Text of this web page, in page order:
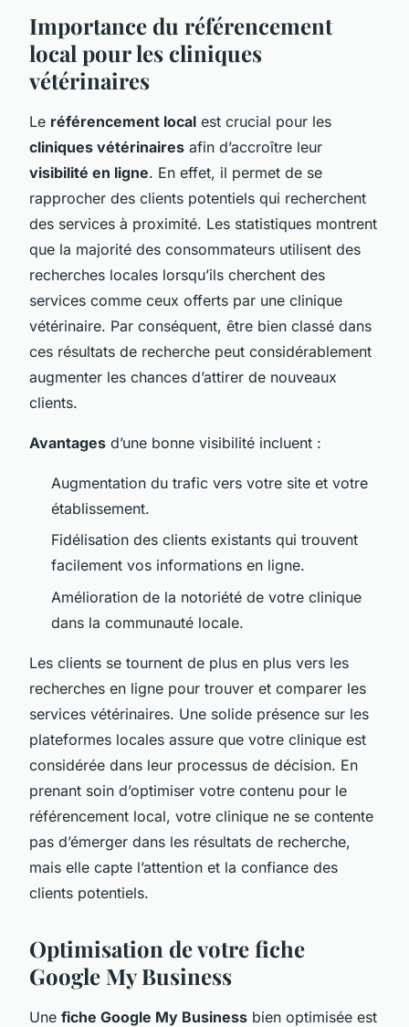
Importance du référencement
local pour les cliniques
vétérinaires
Le référencement local est crucial pour les
cliniques vétérinaires afin d’accroître leur
visibilité en ligne. En effet, il permet de se
rapprocher des clients potentiels qui recherchent
des services à proximité. Les statistiques montrent
que la majorité des consommateurs utilisent des
recherches locales lorsqu’ils cherchent des
services comme ceux offerts par une clinique
vétérinaire. Par conséquent, être bien classé dans
ces résultats de recherche peut considérablement
augmenter les chances d’attirer de nouveaux
clients.
Avantages d’une bonne visibilité incluent :
Augmentation du trafic vers votre site et votre
établissement.
Fidélisation des clients existants qui trouvent
facilement vos informations en ligne.
Amélioration de la notoriété de votre clinique
dans la communauté locale.
Les clients se tournent de plus en plus vers les
recherches en ligne pour trouver et comparer les
services vétérinaires. Une solide présence sur les
plateformes locales assure que votre clinique est
considérée dans leur processus de décision. En
prenant soin d’optimiser votre contenu pour le
référencement local, votre clinique ne se contente
pas d’émerger dans les résultats de recherche,
mais elle capte l’attention et la confiance des
clients potentiels.
Optimisation de votre fiche
Google My Business
Une fiche Google My Business bien optimisée est